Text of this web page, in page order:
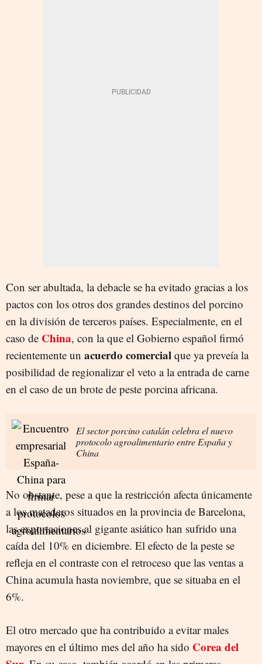
Con ser abultada, la debacle se ha evitado gracias a los
pactos con los otros dos grandes destinos del porcino
en la división de terceros países. Especialmente, en el
caso de China, con la que el Gobierno español firmó
recientemente un acuerdo comercial que ya preveía la
posibilidad de regionalizar el veto a la entrada de carne
en el caso de un brote de peste porcina africana.
El sector porcino catalán celebra el nuevo
protocolo agroalimentario entre España y
China
No obstante, pese a que la restricción afecta únicamente
a los mataderos situados en la provincia de Barcelona,
las exportaciones al gigante asiático han sufrido una
caída del 10% en diciembre. El efecto de la peste se
refleja en el contraste con el retroceso que las ventas a
China acumula hasta noviembre, que se situaba en el
6%.
El otro mercado que ha contribuido a evitar males
mayores en el último mes del año ha sido Corea del